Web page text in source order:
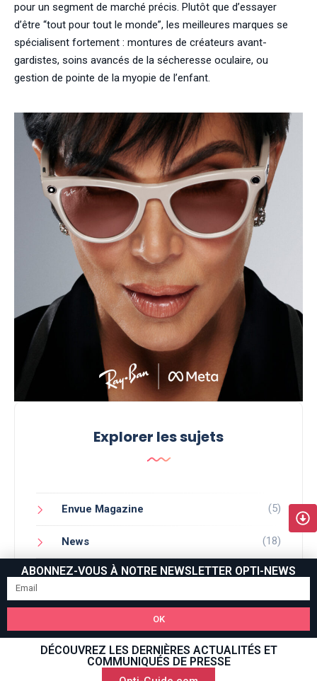
pour un segment de marché précis. Plutôt que d’essayer
d’être “tout pour tout le monde”, les meilleures marques se
spécialisent fortement : montures de créateurs avant-
gardistes, soins avancés de la sécheresse oculaire, ou
gestion de pointe de la myopie de l’enfant.
Explorer les sujets
Envue Magazine (5)
News (18)
TOP (1)
Article Share
ABONNEZ-VOUS À NOTRE NEWSLETTER OPTI-NEWS
OK
DÉCOUVREZ LES DERNIÈRES ACTUALITÉS ET
COMMUNIQUÉS DE PRESSE